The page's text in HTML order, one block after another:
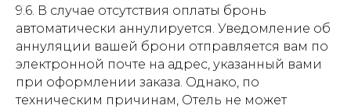
9.6. В случае отсутствия оплаты бронь
автоматически аннулируется. Уведомление об
аннуляции вашей брони отправляется вам по
электронной почте на адрес, указанный вами
при оформлении заказа. Однако, по
техническим причинам, Отель не может